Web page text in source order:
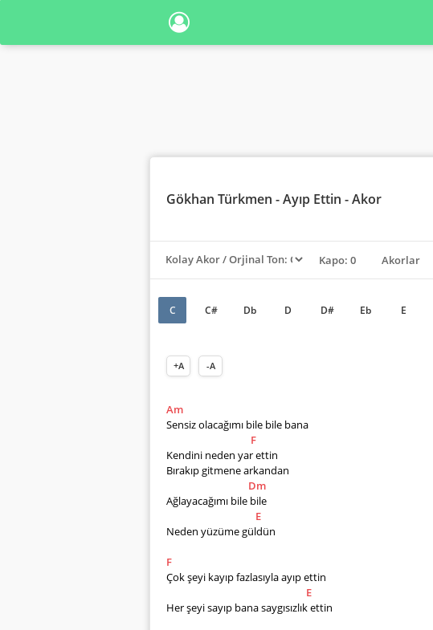
Gökhan Türkmen - Ayıp Ettin - Akor
Kapo: 0 Akorlar
C C# Db D D# Eb E
+A -A
Am
Sensiz olacağımı bile bile bana
F
Kendini neden yar ettin
Bırakıp gitmene arkandan
Dm
Ağlayacağımı bile bile
E
Neden yüzüme güldün
F
Çok şeyi kayıp fazlasıyla ayıp ettin
E
Her şeyi sayıp bana saygısızlık ettin